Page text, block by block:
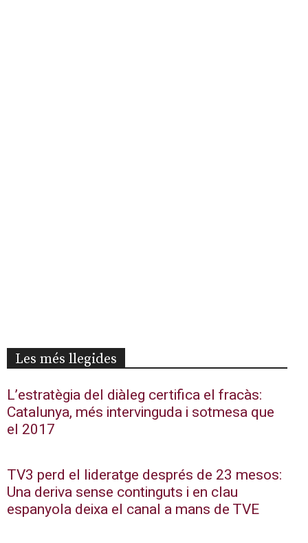
Les més llegides
L’estratègia del diàleg certifica el fracàs:
Catalunya, més intervinguda i sotmesa que
el 2017
TV3 perd el lideratge després de 23 mesos:
Una deriva sense continguts i en clau
espanyola deixa el canal a mans de TVE